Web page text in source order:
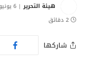
هيئة التحرير 6 يونيو، 2026 | 10:05
2 دقائق
شاركها